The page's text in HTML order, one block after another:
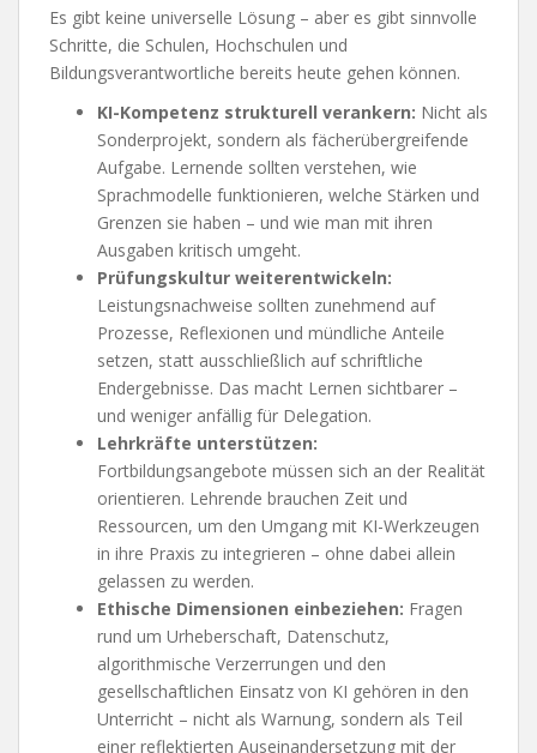
Es gibt keine universelle Lösung – aber es gibt sinnvolle
Schritte, die Schulen, Hochschulen und
Bildungsverantwortliche bereits heute gehen können.
KI-Kompetenz strukturell verankern: Nicht als
Sonderprojekt, sondern als fächerübergreifende
Aufgabe. Lernende sollten verstehen, wie
Sprachmodelle funktionieren, welche Stärken und
Grenzen sie haben – und wie man mit ihren
Ausgaben kritisch umgeht.
Prüfungskultur weiterentwickeln:
Leistungsnachweise sollten zunehmend auf
Prozesse, Reflexionen und mündliche Anteile
setzen, statt ausschließlich auf schriftliche
Endergebnisse. Das macht Lernen sichtbarer –
und weniger anfällig für Delegation.
Lehrkräfte unterstützen:
Fortbildungsangebote müssen sich an der Realität
orientieren. Lehrende brauchen Zeit und
Ressourcen, um den Umgang mit KI-Werkzeugen
in ihre Praxis zu integrieren – ohne dabei allein
gelassen zu werden.
Ethische Dimensionen einbeziehen: Fragen
rund um Urheberschaft, Datenschutz,
algorithmische Verzerrungen und den
gesellschaftlichen Einsatz von KI gehören in den
Unterricht – nicht als Warnung, sondern als Teil
einer reflektierten Auseinandersetzung mit der